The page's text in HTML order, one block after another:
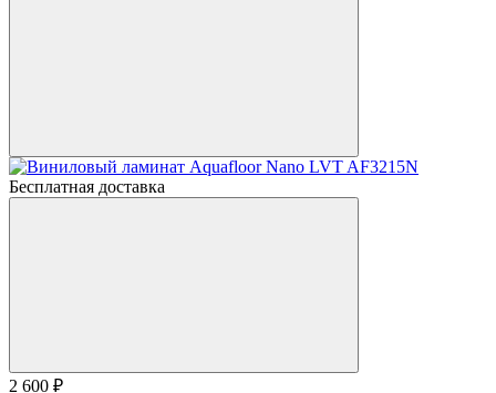
Бесплатная доставка
2 600 ₽